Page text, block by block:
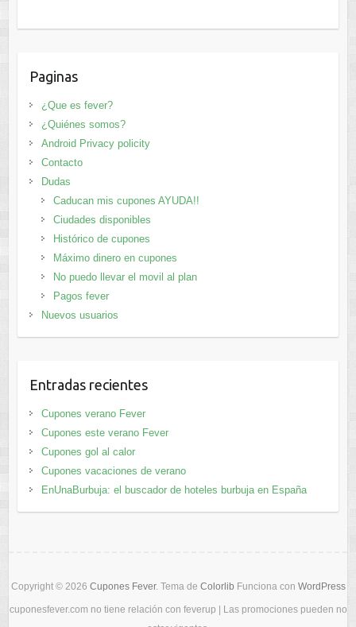
Paginas
¿Que es fever?
¿Quiénes somos?
Android Privacy policity
Contacto
Dudas
Caducan mis cupones AYUDA!!
Ciudades disponibles
Histórico de cupones
Máximo dinero en cupones
No puedo llevar el movil al plan
Pagos fever
Nuevos usuarios
Entradas recientes
Cupones verano Fever
Cupones este verano Fever
Cupones gol al calor
Cupones vacaciones de verano
EnUnaBurbuja: el buscador de hoteles burbuja en España
Copyright © 2026 Cupones Fever. Tema de Colorlib Funciona con WordPress
cuponesfever.com no tiene relación con feverup | Las promociones pueden no